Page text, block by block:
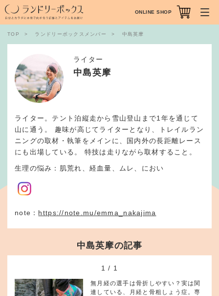
TOP ランドリーボックスメンバー 中島英摩
ライター
中島英摩
ライター。テント泊縦走から雪山登山まで1年を通じて
山に通う。 趣味が高じてライターとなり、トレイルラン
ニングの取材・執筆をメインに、国内外の長距離レース
にも出場している。 特技は走りながら取材すること。
生理の悩み：肌荒れ、経血量、ムレ、におい
note： https://note.mu/emma_nakajima
中島英摩の記事
1 / 1
無月経の選手は骨折しやすい？実は関
連している、月経と骨粗しょう症。専
ONLINE SHOP